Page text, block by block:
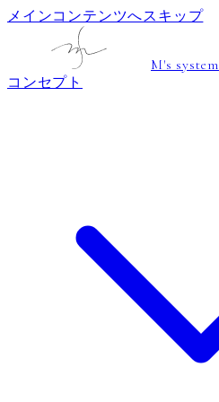
メインコンテンツへスキップ
M's system
コンセプト